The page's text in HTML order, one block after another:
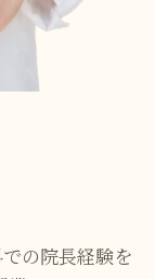
の院長経験を